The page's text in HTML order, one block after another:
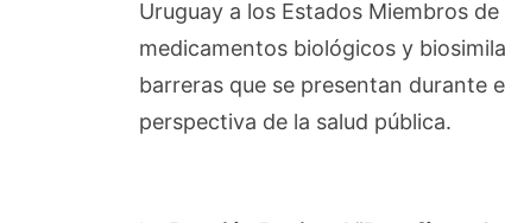
Uruguay a los Estados Miembros
medicamentos biológicos y
barreras que se presentan durante
perspectiva de la salud pública.